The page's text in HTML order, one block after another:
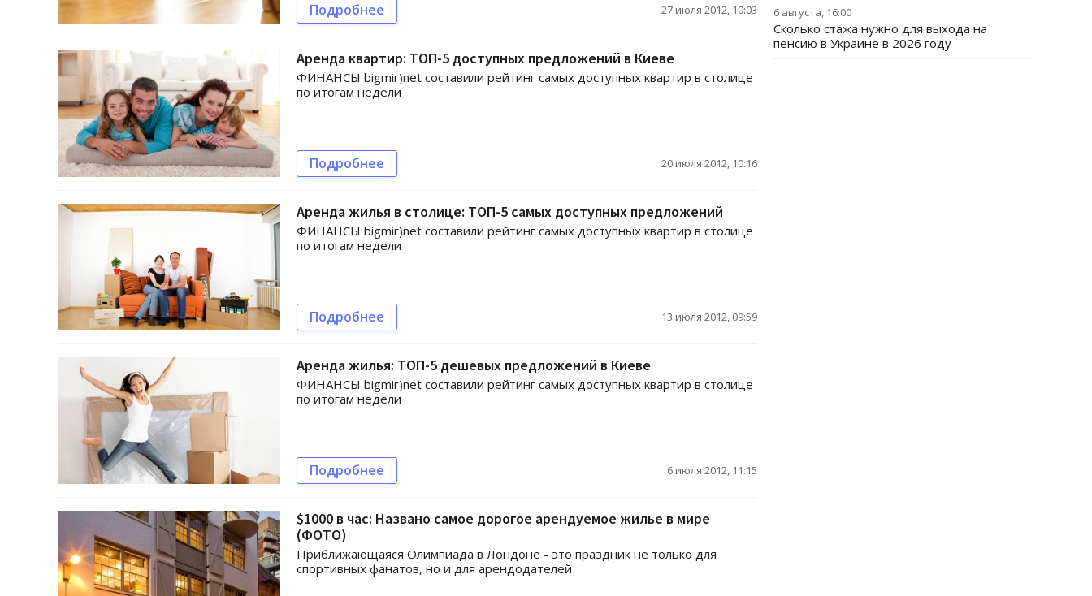
Подробнее 27 июля 2012, 10:03
Аренда квартир: ТОП-5 доступных предложений в Киеве
ФИНАНСЫ bigmir)net составили рейтинг самых доступных квартир в столице
по итогам недели
Подробнее 20 июля 2012, 10:16
Аренда жилья в столице: ТОП-5 самых доступных предложений
ФИНАНСЫ bigmir)net составили рейтинг самых доступных квартир в столице
по итогам недели
Подробнее 13 июля 2012, 09:59
Аренда жилья: ТОП-5 дешевых предложений в Киеве
ФИНАНСЫ bigmir)net составили рейтинг самых доступных квартир в столице
по итогам недели
Подробнее 6 июля 2012, 11:15
$1000 в час: Названо самое дорогое арендуемое жилье в мире
(ФОТО)
Приближающаяся Олимпиада в Лондоне - это праздник не только для
спортивных фанатов, но и для арендодателей
6 августа, 16:00
Сколько стажа нужно для выхода на
пенсию в Украине в 2026 году